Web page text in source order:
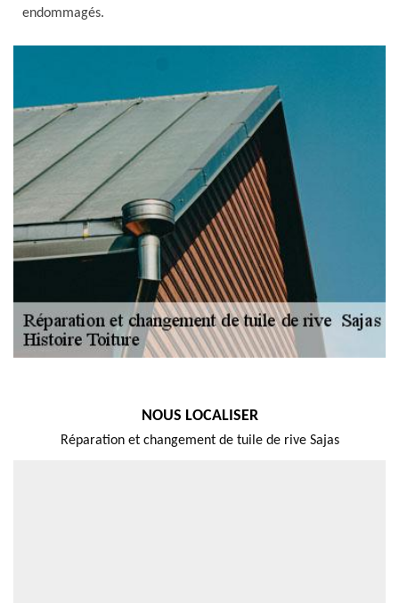
endommagés.
NOUS LOCALISER
Réparation et changement de tuile de rive Sajas